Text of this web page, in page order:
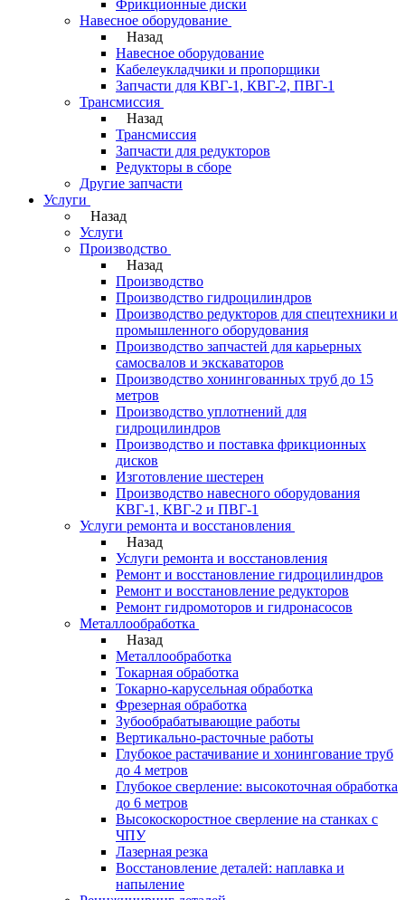
Фрикционные диски
Навесное оборудование
Назад
Навесное оборудование
Кабелеукладчики и пропорщики
Запчасти для КВГ-1, КВГ-2, ПВГ-1
Трансмиссия
Назад
Трансмиссия
Запчасти для редукторов
Редукторы в сборе
Другие запчасти
Услуги
Назад
Услуги
Производство
Назад
Производство
Производство гидроцилиндров
Производство редукторов для спецтехники и
промышленного оборудования
Производство запчастей для карьерных
самосвалов и экскаваторов
Производство хонингованных труб до 15
метров
Производство уплотнений для
гидроцилиндров
Производство и поставка фрикционных
дисков
Изготовление шестерен
Производство навесного оборудования
КВГ-1, КВГ-2 и ПВГ-1
Услуги ремонта и восстановления
Назад
Услуги ремонта и восстановления
Ремонт и восстановление гидроцилиндров
Ремонт и восстановление редукторов
Ремонт гидромоторов и гидронасосов
Металлообработка
Назад
Металлообработка
Токарная обработка
Токарно-карусельная обработка
Фрезерная обработка
Зубообрабатывающие работы
Вертикально-расточные работы
Глубокое растачивание и хонингование труб
до 4 метров
Глубокое сверление: высокоточная обработка
до 6 метров
Высокоскоростное сверление на станках с
ЧПУ
Лазерная резка
Восстановление деталей: наплавка и
напыление